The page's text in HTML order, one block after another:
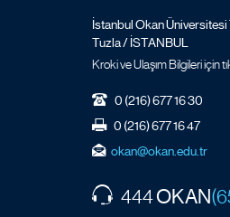
İstanbul Okan
Tuzla / İSTANBUL
Kroki ve Ulaşım Bilgileri için
0 (216) 677 16 30
0 (216) 677 16 47
okan@okan.edu.tr
444OKAN